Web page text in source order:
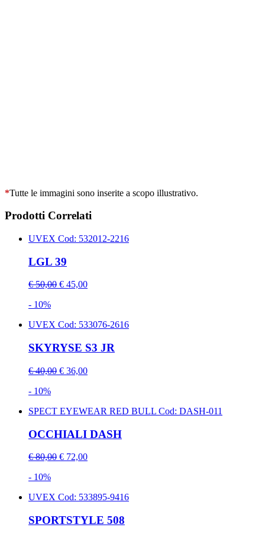
*Tutte le immagini sono inserite a scopo illustrativo.
Prodotti Correlati
UVEX Cod: 532012-2216
LGL 39
€ 50,00 € 45,00
- 10%
UVEX Cod: 533076-2616
SKYRYSE S3 JR
€ 40,00 € 36,00
- 10%
SPECT EYEWEAR RED BULL Cod: DASH-011
OCCHIALI DASH
€ 80,00 € 72,00
- 10%
UVEX Cod: 533895-9416
SPORTSTYLE 508